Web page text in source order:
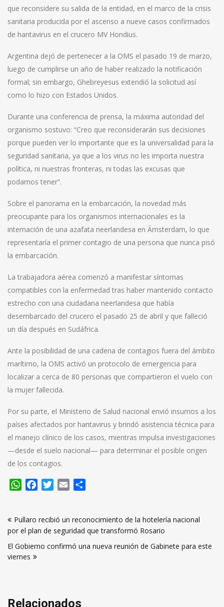
que reconsidere su salida de la entidad, en el marco de la crisis
sanitaria producida por el ascenso a nueve casos confirmados
de hantavirus en el crucero MV Hondius.
Argentina dejó de pertenecer a la OMS el pasado 19 de marzo,
luego de cumplirse un año de haber realizado la notificación
formal; sin embargo, Ghebreyesus extendió la solicitud así
como lo hizo con Estados Unidos.
Durante una conferencia de prensa, la máxima autoridad del
organismo sostuvo: “Creo que reconsiderarán sus decisiones
porque pueden ver lo importante que es la universalidad para la
seguridad sanitaria, ya que a los virus no les importa nuestra
política, ni nuestras fronteras, ni todas las excusas que
podamos tener”.
Sobre el panorama en la embarcación, la novedad más
preocupante para los organismos internacionales es la
internación de una azafata neerlandesa en Ámsterdam, lo que
representaría el primer contagio de una persona que nunca pisó
la embarcación.
La trabajadora aérea comenzó a manifestar síntomas
compatibles con la enfermedad tras haber mantenido contacto
estrecho con una ciudadana neerlandesa que había
desembarcado del crucero el pasado 25 de abril y que falleció
un día después en Sudáfrica.
Ante la posibilidad de una cadena de contagios fuera del ámbito
marítimo, la OMS activó un protocolo de emergencia para
localizar a cerca de 80 personas que compartieron el vuelo con
la mujer fallecida.
Por su parte, el Ministerio de Salud nacional envió insumos a los
países afectados por hantavirus y brindó asistencia técnica para
el manejo clínico de los casos, mientras impulsa investigaciones
—desde el suelo nacional— para determinar el posible origen
de los contagios.
WhatsApp
FacebookTwitter
Email
de
entradas
Pullaro recibió un reconocimiento de la hotelería nacional
por el plan de seguridad que transformó Rosario
El Gobierno confirmó una nueva reunión de Gabinete para este
viernes
Relacionados